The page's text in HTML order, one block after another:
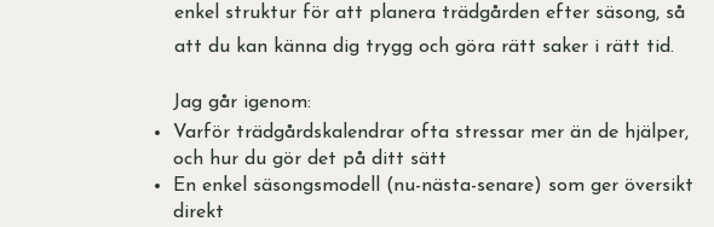
enkel struktur för att planera trädgården efter säsong, så
att du kan känna dig trygg och göra rätt saker i rätt tid.
Jag går igenom:
Varför trädgårdskalendrar ofta stressar mer än de hjälper,
och hur du gör det på ditt sätt
En enkel säsongsmodell (nu-nästa-senare) som ger översikt
direkt